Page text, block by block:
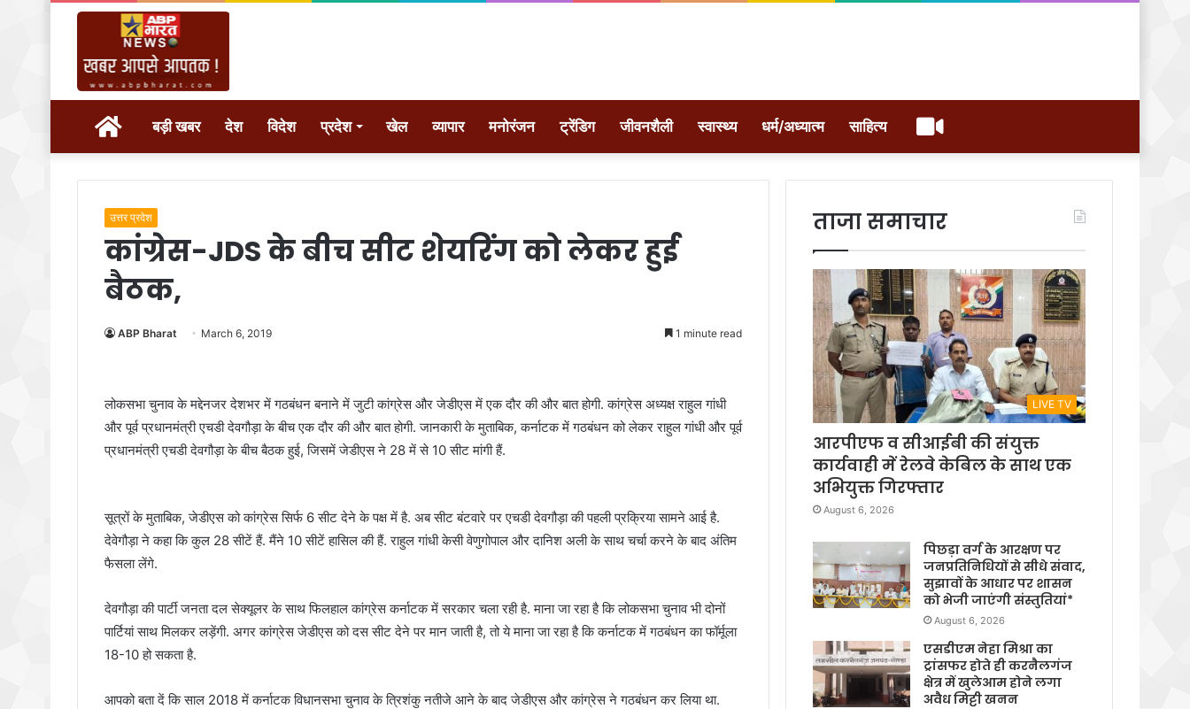
होम बड़ी खबर देश विदेश प्रदेश खेल व्यापार मनोरंजन ट्रेंडिग जीवनशैली स्वास्थ्य धर्म/अध्यात्म साहित्य वीडियो
उत्तर प्रदेश
कांग्रेस-JDS के बीच सीट शेयरिंग को लेकर हुई
बैठक,
ABP Bharat March 6, 2019 1 minute read
लोकसभा चुनाव के मद्देनजर देशभर में गठबंधन बनाने में जुटी कांग्रेस और जेडीएस में एक दौर की और बात होगी. कांग्रेस अध्यक्ष राहुल गांधी
और पूर्व प्रधानमंत्री एचडी देवगौड़ा के बीच एक दौर की और बात होगी. जानकारी के मुताबिक, कर्नाटक में गठबंधन को लेकर राहुल गांधी और पूर्व
प्रधानमंत्री एचडी देवगौड़ा के बीच बैठक हुई, जिसमें जेडीएस ने 28 में से 10 सीट मांगी हैं.
सूत्रों के मुताबिक, जेडीएस को कांग्रेस सिर्फ 6 सीट देने के पक्ष में है. अब सीट बंटवारे पर एचडी देवगौड़ा की पहली प्रक्रिया सामने आई है.
देवेगौड़ा ने कहा कि कुल 28 सीटें हैं. मैंने 10 सीटें हासिल की हैं. राहुल गांधी केसी वेणुगोपाल और दानिश अली के साथ चर्चा करने के बाद अंतिम
फैसला लेंगे.
देवगौड़ा की पार्टी जनता दल सेक्यूलर के साथ फिलहाल कांग्रेस कर्नाटक में सरकार चला रही है. माना जा रहा है कि लोकसभा चुनाव भी दोनों
पार्टियां साथ मिलकर लड़ेंगी. अगर कांग्रेस जेडीएस को दस सीट देने पर मान जाती है, तो ये माना जा रहा है कि कर्नाटक में गठबंधन का फॉर्मूला
18-10 हो सकता है.
आपको बता दें कि साल 2018 में कर्नाटक विधानसभा चुनाव के त्रिशंकु नतीजे आने के बाद जेडीएस और कांग्रेस ने गठबंधन कर लिया था.
ताजा समाचार
LIVE TV
आरपीएफ व सीआईबी की संयुक्त
कार्यवाही में रेलवे केबिल के साथ एक
अभियुक्त गिरफ्तार
August 6, 2026
पिछड़ा वर्ग के आरक्षण पर
जनप्रतिनिधियों से सीधे संवाद,
सुझावों के आधार पर शासन
को भेजी जाएंगी संस्तुतियां*
August 6, 2026
एसडीएम नेहा मिश्रा का
ट्रांसफर होते ही करनैलगंज
क्षेत्र में खुलेआम होने लगा
अवैध मिट्टी खनन